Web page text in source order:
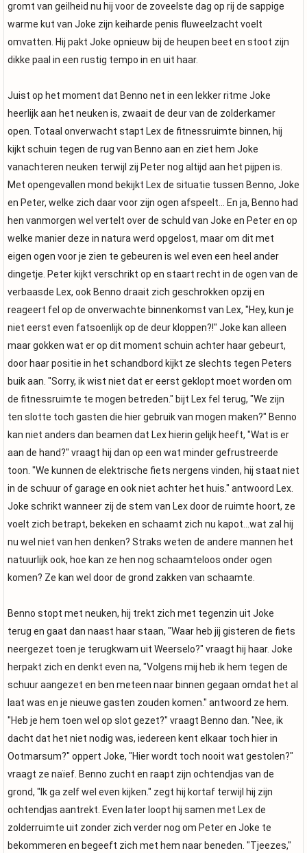
gromt van geilheid nu hij voor de zoveelste dag op rij de sappige
warme kut van Joke zijn keiharde penis fluweelzacht voelt
omvatten. Hij pakt Joke opnieuw bij de heupen beet en stoot zijn
dikke paal in een rustig tempo in en uit haar.
Juist op het moment dat Benno net in een lekker ritme Joke
heerlijk aan het neuken is, zwaait de deur van de zolderkamer
open. Totaal onverwacht stapt Lex de fitnessruimte binnen, hij
kijkt schuin tegen de rug van Benno aan en ziet hem Joke
vanachteren neuken terwijl zij Peter nog altijd aan het pijpen is.
Met opengevallen mond bekijkt Lex de situatie tussen Benno, Joke
en Peter, welke zich daar voor zijn ogen afspeelt... En ja, Benno had
hen vanmorgen wel vertelt over de schuld van Joke en Peter en op
welke manier deze in natura werd opgelost, maar om dit met
eigen ogen voor je zien te gebeuren is wel even een heel ander
dingetje. Peter kijkt verschrikt op en staart recht in de ogen van de
verbaasde Lex, ook Benno draait zich geschrokken opzij en
reageert fel op de onverwachte binnenkomst van Lex, "Hey, kun je
niet eerst even fatsoenlijk op de deur kloppen?!" Joke kan alleen
maar gokken wat er op dit moment schuin achter haar gebeurt,
door haar positie in het schandbord kijkt ze slechts tegen Peters
buik aan. "Sorry, ik wist niet dat er eerst geklopt moet worden om
de fitnessruimte te mogen betreden." bijt Lex fel terug, "We zijn
ten slotte toch gasten die hier gebruik van mogen maken?" Benno
kan niet anders dan beamen dat Lex hierin gelijk heeft, "Wat is er
aan de hand?" vraagt hij dan op een wat minder gefrustreerde
toon. "We kunnen de elektrische fiets nergens vinden, hij staat niet
in de schuur of garage en ook niet achter het huis." antwoord Lex.
Joke schrikt wanneer zij de stem van Lex door de ruimte hoort, ze
voelt zich betrapt, bekeken en schaamt zich nu kapot...wat zal hij
nu wel niet van hen denken? Straks weten de andere mannen het
natuurlijk ook, hoe kan ze hen nog schaamteloos onder ogen
komen? Ze kan wel door de grond zakken van schaamte.
Benno stopt met neuken, hij trekt zich met tegenzin uit Joke
terug en gaat dan naast haar staan, "Waar heb jij gisteren de fiets
neergezet toen je terugkwam uit Weerselo?" vraagt hij haar. Joke
herpakt zich en denkt even na, "Volgens mij heb ik hem tegen de
schuur aangezet en ben meteen naar binnen gegaan omdat het al
laat was en je nieuwe gasten zouden komen." antwoord ze hem.
"Heb je hem toen wel op slot gezet?" vraagt Benno dan. "Nee, ik
dacht dat het niet nodig was, iedereen kent elkaar toch hier in
Ootmarsum?" oppert Joke, "Hier wordt toch nooit wat gestolen?"
vraagt ze naïef. Benno zucht en raapt zijn ochtendjas van de
grond, "Ik ga zelf wel even kijken." zegt hij kortaf terwijl hij zijn
ochtendjas aantrekt. Even later loopt hij samen met Lex de
zolderruimte uit zonder zich verder nog om Peter en Joke te
bekommeren en begeeft zich met hem naar beneden. "Tjeezes,"